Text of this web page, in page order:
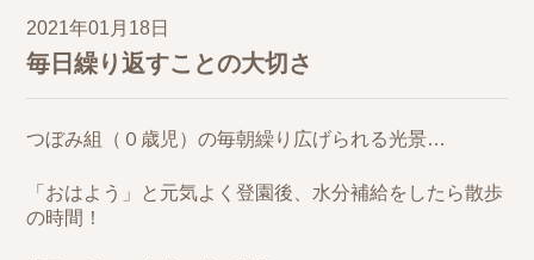
2021年01月18日
毎日繰り返すことの大切さ
つぼみ組（０歳児）の毎朝繰り広げられる光景…
「おはよう」と元気よく登園後、水分補給をしたら散歩
の時間！